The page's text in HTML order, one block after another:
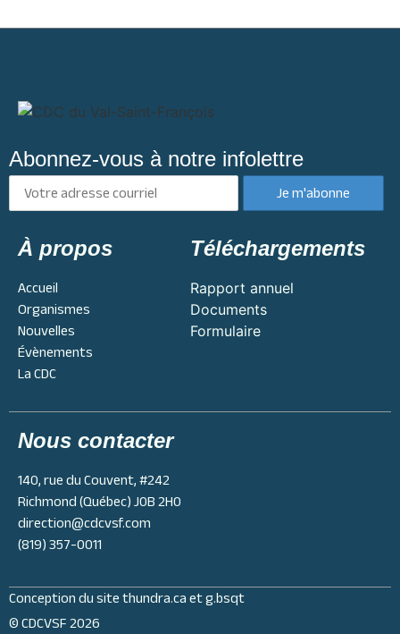
Abonnez-vous à notre infolettre
À propos
Accueil
Organismes
Nouvelles
Évènements
La CDC
Téléchargements
Rapport annuel
Documents
Formulaire
Nous contacter
140, rue du Couvent, #242
Richmond (Québec) J0B 2H0
direction@cdcvsf.com
(819) 357-0011
© CDCVSF 2026
Conception du sitethundra.caetg.bsqt